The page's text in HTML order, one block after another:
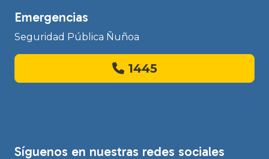
Emergencias
Seguridad Pública Ñuñoa
1445
Síguenos en nuestras redes sociales